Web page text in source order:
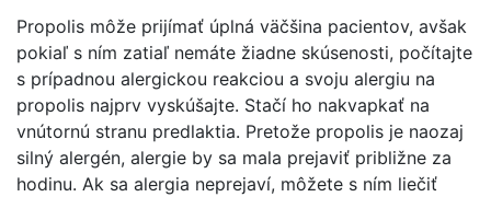
Propolis môže prijímať úplná väčšina pacientov, avšak
pokiaľ s ním zatiaľ nemáte žiadne skúsenosti, počítajte
s prípadnou alergickou reakciou a svoju alergiu na
propolis najprv vyskúšajte. Stačí ho nakvapkať na
vnútornú stranu predlaktia. Pretože propolis je naozaj
silný alergén, alergie by sa mala prejaviť približne za
hodinu. Ak sa alergia neprejaví, môžete s ním liečiť